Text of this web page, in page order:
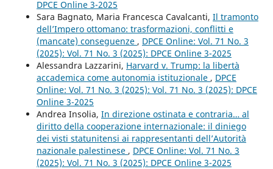
DPCE Online 3-2025
Sara Bagnato, Maria Francesca Cavalcanti, Il tramonto
dell’Impero ottomano: trasformazioni, conflitti e
(mancate) conseguenze , DPCE Online: Vol. 71 No. 3
(2025): Vol. 71 No. 3 (2025): DPCE Online 3-2025
Alessandra Lazzarini, Harvard v. Trump: la libertà
accademica come autonomia istituzionale , DPCE
Online: Vol. 71 No. 3 (2025): Vol. 71 No. 3 (2025): DPCE
Online 3-2025
Andrea Insolia, In direzione ostinata e contraria… al
diritto della cooperazione internazionale: il diniego
dei visti statunitensi ai rappresentanti dell’Autorità
nazionale palestinese , DPCE Online: Vol. 71 No. 3
(2025): Vol. 71 No. 3 (2025): DPCE Online 3-2025